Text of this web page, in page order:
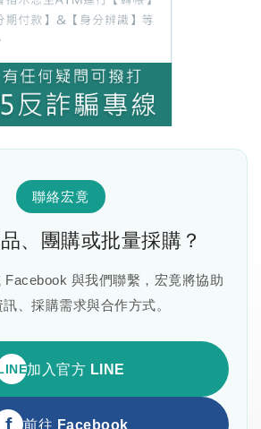
聯絡宏竟
、團購或批量採購？
與我們聯繫，宏竟將協助
、採購需求與合作方式。
加入官方 LINE
前往 Facebook